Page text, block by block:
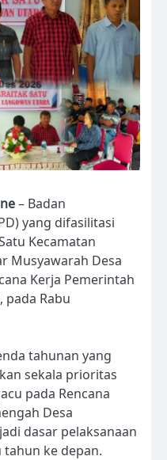
– Badan
yang difasilitasi
Kecamatan
Musyawarah Desa
Kerja Pemerintah
pada Rabu
tahunan yang
sekala prioritas
pada Rencana
Desa
dasar pelaksanaan
ke depan.